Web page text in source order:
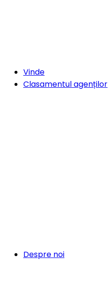
Vinde
Clasamentul agenților
Despre noi